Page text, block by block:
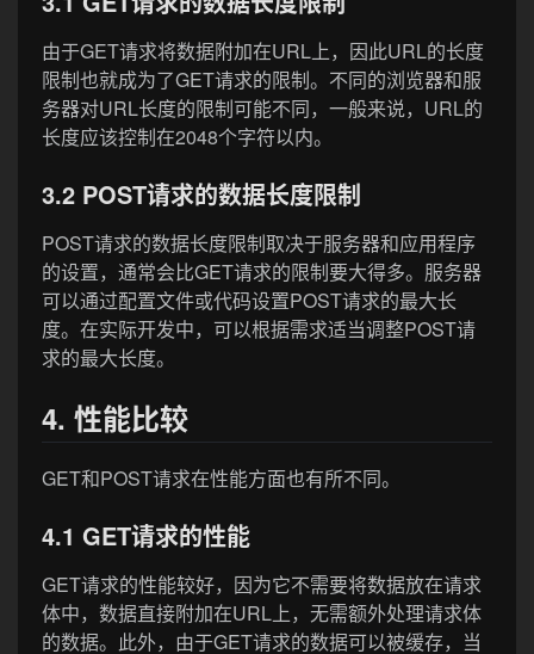
由于GET请求将数据附加在URL上，因此URL的长度
限制也就成为了GET请求的限制。不同的浏览器和服
务器对URL长度的限制可能不同，一般来说，URL的
长度应该控制在2048个字符以内。
3.2 POST请求的数据长度限制
POST请求的数据长度限制取决于服务器和应用程序
的设置，通常会比GET请求的限制要大得多。服务器
可以通过配置文件或代码设置POST请求的最大长
度。在实际开发中，可以根据需求适当调整POST请
求的最大长度。
4. 性能比较
GET和POST请求在性能方面也有所不同。
4.1 GET请求的性能
GET请求的性能较好，因为它不需要将数据放在请求
体中，数据直接附加在URL上，无需额外处理请求体
的数据。此外，由于GET请求的数据可以被缓存，当